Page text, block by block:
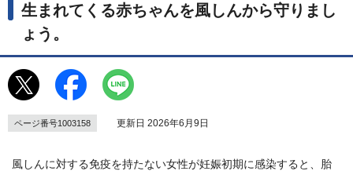
生まれてくる赤ちゃんを風しんから守りまし
ょう。
ページ番号1003158 更新日 2026年6月9日
風しんに対する免疫を持たない女性が妊娠初期に感染すると、胎